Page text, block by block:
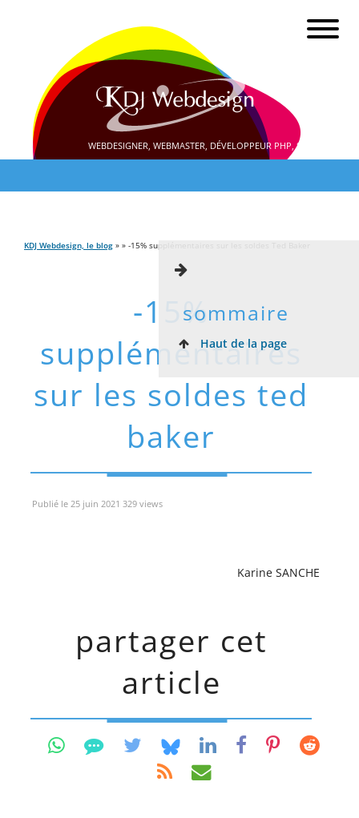
WEBDESIGNER, WEBMASTER, DÉVELOPPEUR PHP, SEO
KDJ Webdesign, le blog » » -15% supplémentaires sur les soldes Ted Baker
-15%
supplémentaires
sur les soldes ted
baker
sommaire
Haut de la page
Publié le 25 juin 2021 329 views
Karine SANCHE
partager cet
article